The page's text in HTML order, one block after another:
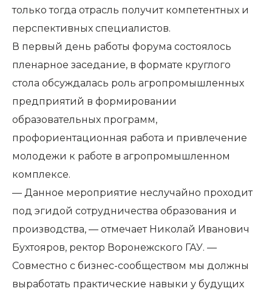
только тогда отрасль получит компетентных и
перспективных специалистов.
В первый день работы форума состоялось
пленарное заседание, в формате круглого
стола обсуждалась роль агропромышленных
предприятий в формировании
образовательных программ,
профориентационная работа и привлечение
молодежи к работе в агропромышленном
комплексе.
— Данное мероприятие неслучайно проходит
под эгидой сотрудничества образования и
производства, — отмечает Николай Иванович
Бухтояров, ректор Воронежского ГАУ. —
Совместно с бизнес-сообществом мы должны
выработать практические навыки у будущих